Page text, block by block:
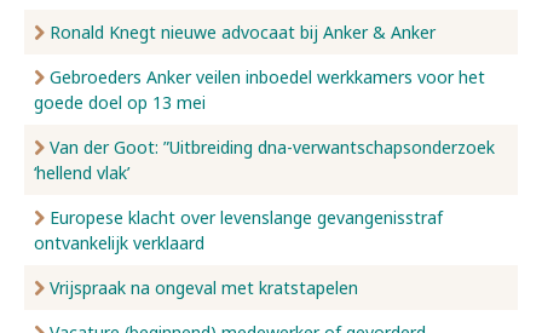
Ronald Knegt nieuwe advocaat bij Anker & Anker
Gebroeders Anker veilen inboedel werkkamers voor het
goede doel op 13 mei
Van der Goot: ”Uitbreiding dna-verwantschapsonderzoek
‘hellend vlak’
Europese klacht over levenslange gevangenisstraf
ontvankelijk verklaard
Vrijspraak na ongeval met kratstapelen